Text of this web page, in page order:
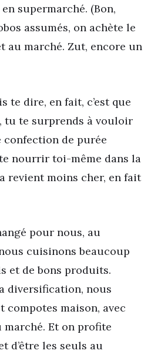
supermarché. (Bon,
assumés, on achète le
au marché. Zut, encore un
te dire, en fait, c’est que
tu te surprends à vouloir
confection de purée
nourrir toi-même dans la
revient moins cher, en fait
pour nous, au
cuisinons beaucoup
et de bons produits.
diversification, nous
compotes maison, avec
Et on profite
d’être les seuls au